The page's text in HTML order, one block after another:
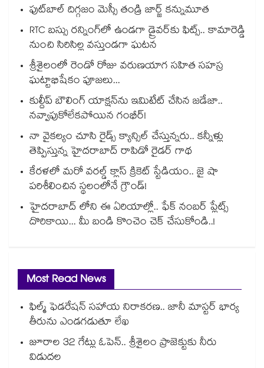
ఫుట్‎బాల్ దిగ్గజం మెస్సీ తండ్రి జార్జ్ కన్నుమూత
RTC బస్సు రన్నింగ్⁫లో ఉండగా డ్రైవర్‌కు ఫిట్స్.. కామారెడ్డి
నుంచి సిరిసిల్ల వస్తుండగా ఘటన
శ్రీశైలంలో రెండో రోజు వరుణయాగ సహిత సహస్ర
ఘట్టాభిషేకం పూజలు...
కుల్దీప్ బౌలింగ్ యాక్షన్‌ను ఇమిటేట్ చేసిన జడేజా..
నవ్వాపుకోలేకపోయిన గంభీర్!
నా వైకల్యం చూసి రైడ్స్ క్యాన్సిల్ చేస్తున్నరు.. కన్నీళ్లు
తెప్పిస్తున్న హైదరాబాద్ రాపిడో రైడర్ గాథ
కేరళలో మరో వరల్డ్ క్లాస్ క్రికెట్ స్టేడియం.. జై షా
పరిశీలించిన స్థలంలోనే గ్రౌండ్!
హైదరాబాద్ లోని ఈ ఏరియాల్లో.. ఫేక్ నంబర్ ప్లేట్స్
దొరికాయి... మీ బండి కొంచెం చెక్ చేసుకోండి..!
Most Read News
ఫిల్మ్ ఫెడరేషన్ సహాయ నిరాకరణ.. జానీ మాస్టర్ భార్య
తీరును ఎండగడుతూ లేఖ
జూరాల 32 గేట్లు ఓపెన్.. శ్రీశైలం ప్రాజెక్టుకు నీరు
విడుదల